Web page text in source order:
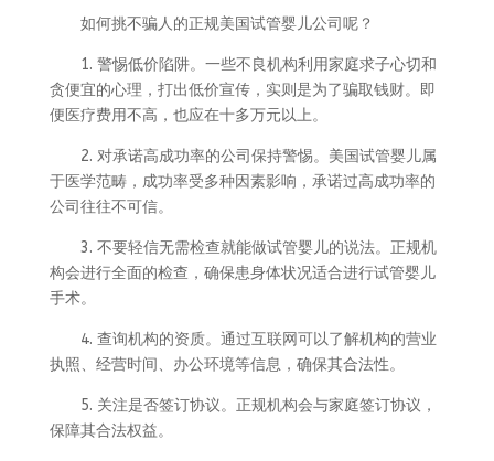
如何挑不骗人的正规美国试管婴儿公司呢？
1. 警惕低价陷阱。一些不良机构利用家庭求子心切和
贪便宜的心理，打出低价宣传，实则是为了骗取钱财。即
便医疗费用不高，也应在十多万元以上。
2. 对承诺高成功率的公司保持警惕。美国试管婴儿属
于医学范畴，成功率受多种因素影响，承诺过高成功率的
公司往往不可信。
3. 不要轻信无需检查就能做试管婴儿的说法。正规机
构会进行全面的检查，确保患身体状况适合进行试管婴儿
手术。
4. 查询机构的资质。通过互联网可以了解机构的营业
执照、经营时间、办公环境等信息，确保其合法性。
5. 关注是否签订协议。正规机构会与家庭签订协议，
保障其合法权益。